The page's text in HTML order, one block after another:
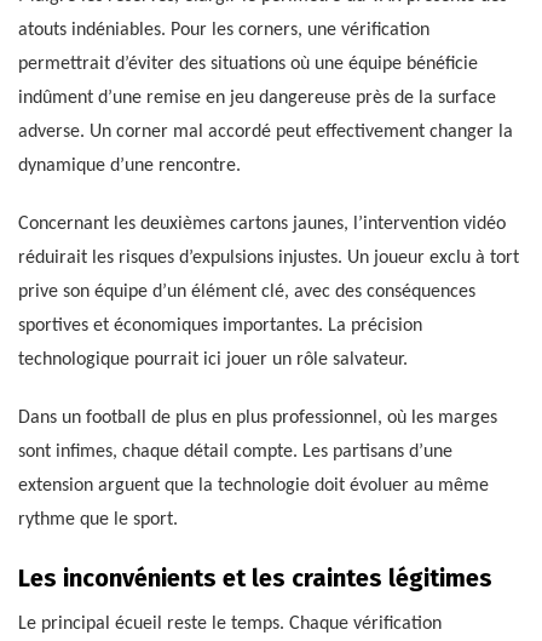
atouts indéniables. Pour les corners, une vérification
permettrait d’éviter des situations où une équipe bénéficie
indûment d’une remise en jeu dangereuse près de la surface
adverse. Un corner mal accordé peut effectivement changer la
dynamique d’une rencontre.
Concernant les deuxièmes cartons jaunes, l’intervention vidéo
réduirait les risques d’expulsions injustes. Un joueur exclu à tort
prive son équipe d’un élément clé, avec des conséquences
sportives et économiques importantes. La précision
technologique pourrait ici jouer un rôle salvateur.
Dans un football de plus en plus professionnel, où les marges
sont infimes, chaque détail compte. Les partisans d’une
extension arguent que la technologie doit évoluer au même
rythme que le sport.
Les inconvénients et les craintes légitimes
Le principal écueil reste le temps. Chaque vérification